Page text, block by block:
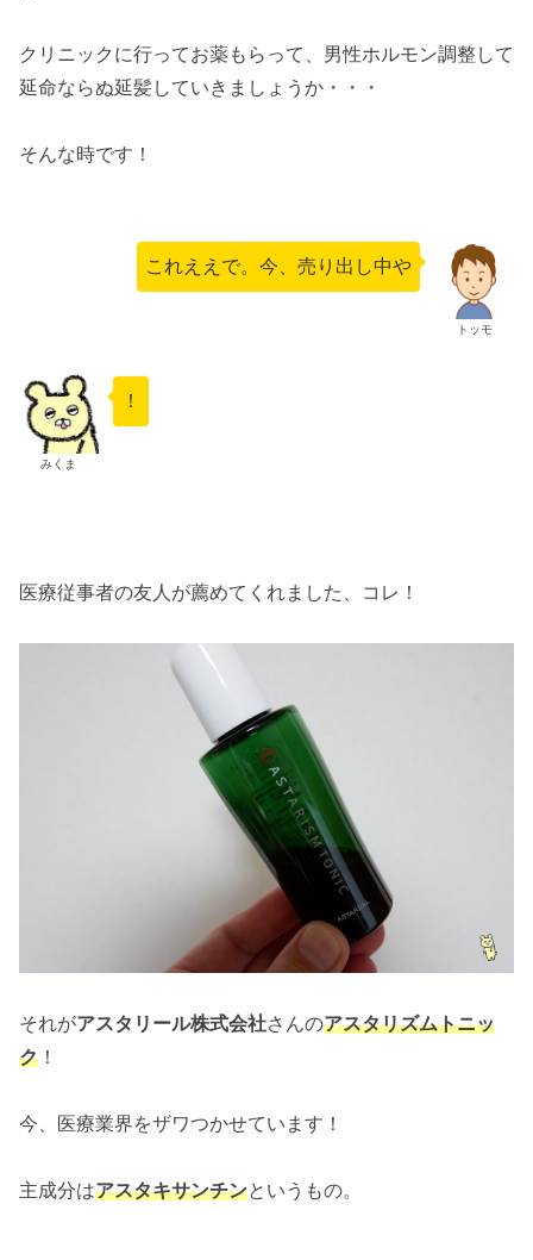
クリニックに行ってお薬もらって、男性ホルモン調整して
延命ならぬ延髪していきましょうか・・・
そんな時です！
トッモ
これええで。今、売り出し中や
みくま
！
医療従事者の友人が薦めてくれました、コレ！
それがアスタリール株式会社さんのアスタリズムトニッ
ク ！
今、医療業界をザワつかせています！
主成分はアスタキサンチンというもの。